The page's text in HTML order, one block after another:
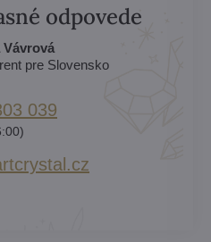
odpovede
Vávrová
pre Slovensko
039